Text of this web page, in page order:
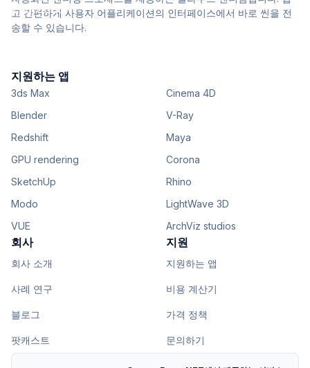
고 간편하게 사용자 어플리케이션의 인터페이스에서 바로 씬을 전
송할 수 있습니다.
지원하는 앱
3ds Max
Cinema 4D
Blender
V-Ray
Redshift
Maya
GPU rendering
Corona
SketchUp
Rhino
Modo
LightWave 3D
VUE
ArchViz studios
회사
회사 소개
사례 연구
블로그
팟캐스트
지원
지원하는 앱
비용 계산기
가격 정책
문의하기